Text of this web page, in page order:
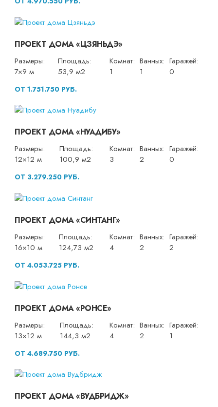
ПРОЕКТ ДОМА «ЦЗЯНЬДЭ»
Размеры:
7×9 м
Площадь:
53,9 м2
Комнат:
1
Ванных:
1
Гаражей:
0
ОТ 1.751.750 РУБ.
ПРОЕКТ ДОМА «НУАДИБУ»
Размеры:
12×12 м
Площадь:
100,9 м2
Комнат:
3
Ванных:
2
Гаражей:
0
ОТ 3.279.250 РУБ.
ПРОЕКТ ДОМА «СИНТАНГ»
Размеры:
16×10 м
Площадь:
124,73 м2
Комнат:
4
Ванных:
2
Гаражей:
2
ОТ 4.053.725 РУБ.
ПРОЕКТ ДОМА «РОНСЕ»
Размеры:
13×12 м
Площадь:
144,3 м2
Комнат:
4
Ванных:
2
Гаражей:
1
ОТ 4.689.750 РУБ.
ПРОЕКТ ДОМА «ВУДБРИДЖ»